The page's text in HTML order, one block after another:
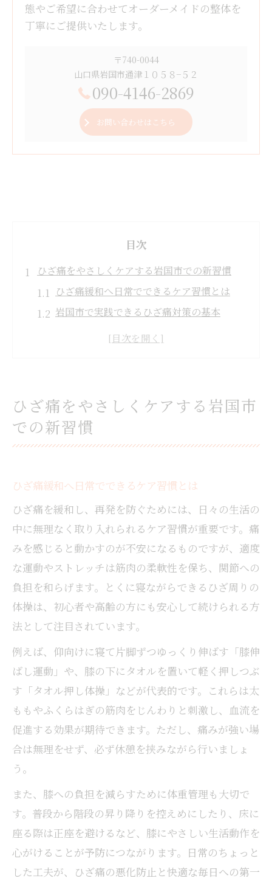
態やご希望に合わせてオーダーメイドの整体を
丁寧にご提供いたします。
〒740-0044
山口県岩国市通津１０５８−５２
090-4146-2869
お問い合わせはこちら
目次
ひざ痛をやさしくケアする岩国市での新習慣
ひざ痛緩和へ日常でできるケア習慣とは
岩国市で実践できるひざ痛対策の基本
整体や骨盤矯正で始める新しいひざ痛ケア
寝ながらできるひざ痛予防体操のコツ
無理なく続く膝周り筋トレの始め方
膝が痛む時の筋肉強化ポイントを徹底解説
ひざ痛改善に役立つ筋トレメニュー紹介
膝への負担を減らす筋力強化の方法とは
ふくらはぎや股関節のトレーニング効果
痛みが強い日もできる筋肉サポート術
岩国市の整体で受けられるひざ痛施術例
スポーツ整体の特徴とひざ痛緩和の実感
骨盤矯正によるバランス調整のメリット
口コミで評判の施術院の選び方ポイント
女性専用整体で安心して受けるひざ痛ケア
ひざ痛を感じた時の応急セルフケア方法
受診前にできる膝痛予防と筋力維持運動
整形外科や整体選びの判断基準を解説
膝痛で受診すべき診療科と相談のポイント
セルフケアと通院のベストな組み合わせ提
ひざ痛をやさしくケアする岩国市
での新習慣
ひざ痛緩和へ日常でできるケア習慣とは
ひざ痛を緩和し、再発を防ぐためには、日々の生活の
中に無理なく取り入れられるケア習慣が重要です。痛
みを感じると動かすのが不安になるものですが、適度
な運動やストレッチは筋肉の柔軟性を保ち、関節への
負担を和らげます。とくに寝ながらできるひざ周りの
体操は、初心者や高齢の方にも安心して続けられる方
法として注目されています。
例えば、仰向けに寝て片脚ずつゆっくり伸ばす「膝伸
ばし運動」や、膝の下にタオルを置いて軽く押しつぶ
す「タオル押し体操」などが代表的です。これらは太
ももやふくらはぎの筋肉をじんわりと刺激し、血流を
促進する効果が期待できます。ただし、痛みが強い場
合は無理をせず、必ず休憩を挟みながら行いましょ
う。
また、膝への負担を減らすために体重管理も大切で
す。普段から階段の昇り降りを控えめにしたり、床に
座る際は正座を避けるなど、膝にやさしい生活動作を
心がけることが予防につながります。日常のちょっと
した工夫が、ひざ痛の悪化防止と快適な毎日への第一